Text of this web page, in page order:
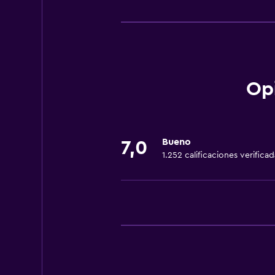
Sauna
Estacionamiento
Traslado al aeropuerto (con
7,0 Bueno
1.252 calificaciones